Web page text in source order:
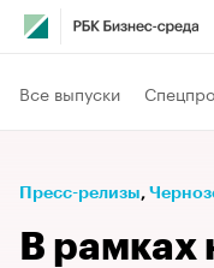
Все выпуски
Пресс-релизы⁠,
В рамках